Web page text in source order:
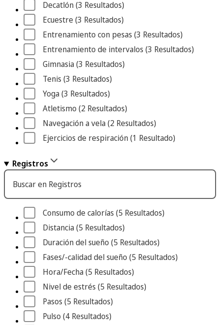
Decatlón (3 Resultados)
Ecuestre (3 Resultados)
Entrenamiento con pesas (3 Resultados)
Entrenamiento de intervalos (3 Resultados)
Gimnasia (3 Resultados)
Tenis (3 Resultados)
Yoga (3 Resultados)
Atletismo (2 Resultados)
Navegación a vela (2 Resultados)
Ejercicios de respiración (1 Resultado)
Registros
Buscar en Registros
Consumo de calorías (5 Resultados)
Distancia (5 Resultados)
Duración del sueño (5 Resultados)
Fases/-calidad del sueño (5 Resultados)
Hora/Fecha (5 Resultados)
Nivel de estrés (5 Resultados)
Pasos (5 Resultados)
Pulso (4 Resultados)